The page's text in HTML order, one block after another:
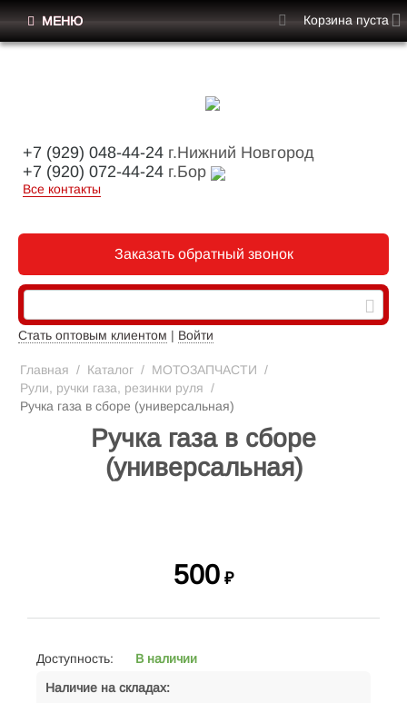
+7 (929) 048-44-24 г.Нижний Новгород
+7 (920) 072-44-24 г.Бор
Все контакты
Заказать обратный звонок
Стать оптовым клиентом | Войти
МЕНЮ Корзина пуста
Главная / Каталог / МОТОЗАПЧАСТИ /
Рули, ручки газа, резинки руля /
Ручка газа в сборе (универсальная)
Ручка газа в сборе
(универсальная)
500 ₽
Доступность:
В наличии
Наличие на складах: